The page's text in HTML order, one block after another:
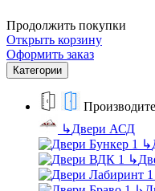
Продолжить покупки
Открыть корзину
Оформить заказ
Категории
↳Двери АСД
↳
↳